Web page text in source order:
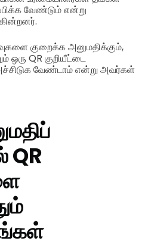
வேண்டும் என்று
குறைக்க அனுமதிக்கும்,
QR குறியீட்டை
வேண்டாம் என்று அவர்கள்
QR